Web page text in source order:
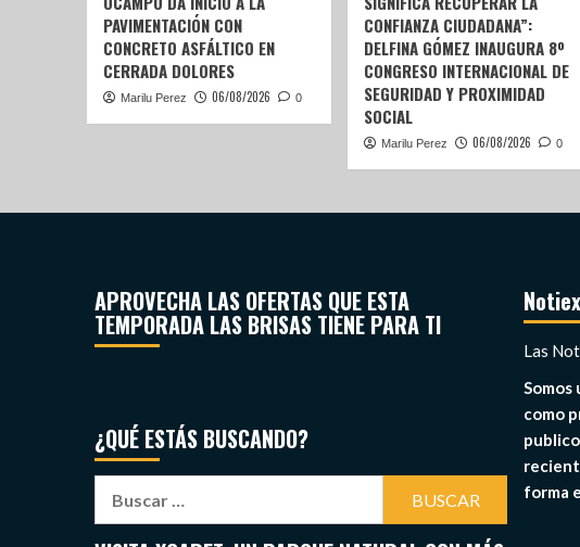
PAVIMENTACIÓN CON
CONCRETO ASFÁLTICO EN
CERRADA DOLORES
Marilu Perez 06/08/2026 0
CONFIANZA CIUDADANA”:
DELFINA GÓMEZ INAUGURA 8º
CONGRESO INTERNACIONAL DE
SEGURIDAD Y PROXIMIDAD
SOCIAL
Marilu Perez 06/08/2026 0
APROVECHA LAS OFERTAS QUE ESTA
TEMPORADA LAS BRISAS TIENE PARA TI
¿QUÉ ESTÁS BUSCANDO?
Las
como
forma